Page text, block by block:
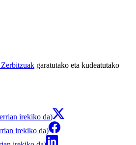
garatutako eta kudeatutako
irekiko da)
irekiko da)